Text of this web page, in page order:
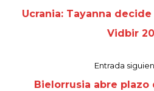
Ucrania: Tayanna
Vidbir
Entrada
Bielorrusia abre